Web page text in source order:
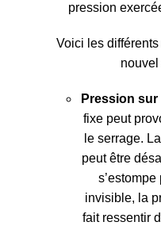
pression
Voici les
Pression
fixe peut
le serrage.
peut être
s’estompe
invisible, la
fait ressentir